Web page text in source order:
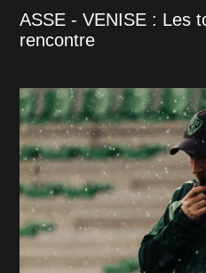
ASSE - VENISE : Les
rencontre